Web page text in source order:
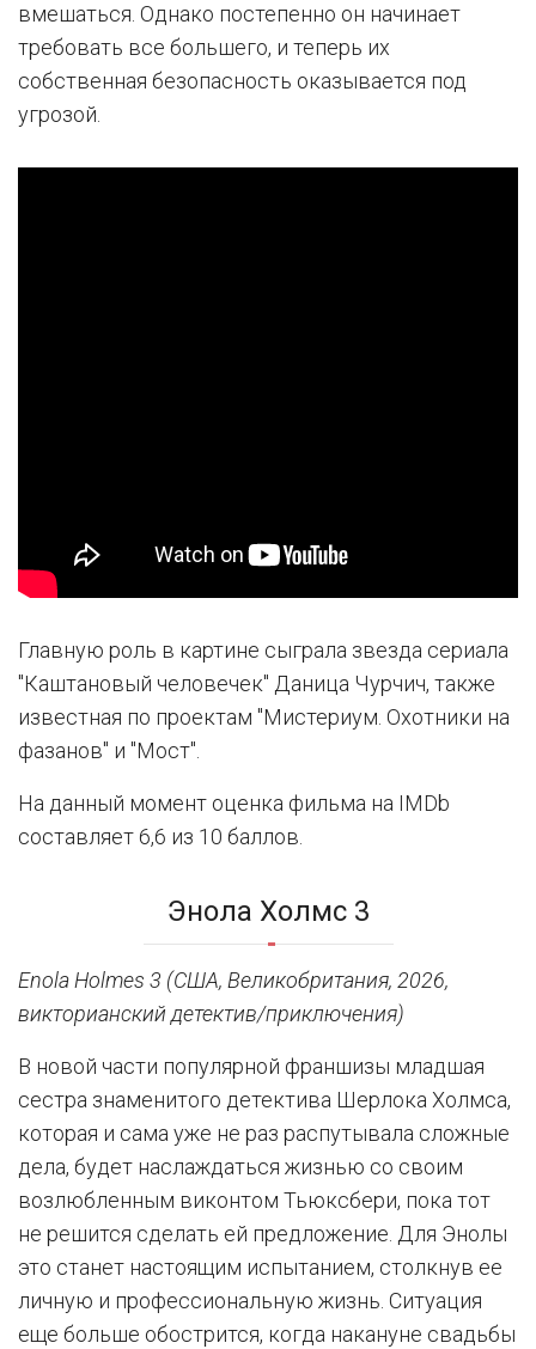
вмешаться. Однако постепенно он начинает
требовать все большего, и теперь их
собственная безопасность оказывается под
угрозой.
Главную роль в картине сыграла звезда сериала
"Каштановый человечек" Даница Чурчич, также
известная по проектам "Мистериум. Охотники на
фазанов" и "Мост".
На данный момент оценка фильма на IMDb
составляет 6,6 из 10 баллов.
Энола Холмс 3
Enola Holmes 3 (США, Великобритания, 2026,
викторианский детектив/приключения)
В новой части популярной франшизы младшая
сестра знаменитого детектива Шерлока Холмса,
которая и сама уже не раз распутывала сложные
дела, будет наслаждаться жизнью со своим
возлюбленным виконтом Тьюксбери, пока тот
не решится сделать ей предложение. Для Энолы
это станет настоящим испытанием, столкнув ее
личную и профессиональную жизнь. Ситуация
еще больше обострится, когда накануне свадьбы